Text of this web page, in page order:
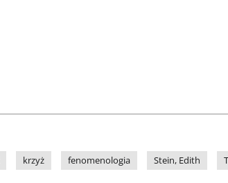
krzyż fenomenologia Stein, Edith